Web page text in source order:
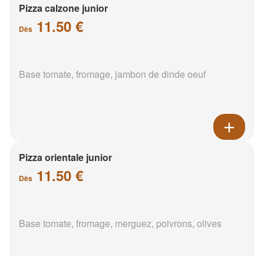
Pizza calzone junior
Dès 11.50 €
Base tomate, fromage, jambon de dinde oeuf
Pizza orientale junior
Dès 11.50 €
Base tomate, fromage, merguez, poivrons, olives